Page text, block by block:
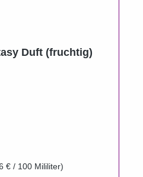
Duft (fruchtig)
€ / 100 Mililiter)